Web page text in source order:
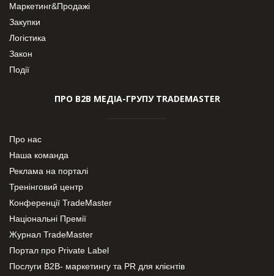
Маркетинг&Продажі
Закупки
Логістика
Закон
Події
ПРО В2В МЕДІА-ГРУПУ TRADEMASTER
Про нас
Наша команда
Реклама на порталі
Тренінговий центр
Конференції TradeMaster
Національні Премії
Журнал TradeMaster
Портал про Private Label
Послуги В2В- маркетингу та PR для клієнтів